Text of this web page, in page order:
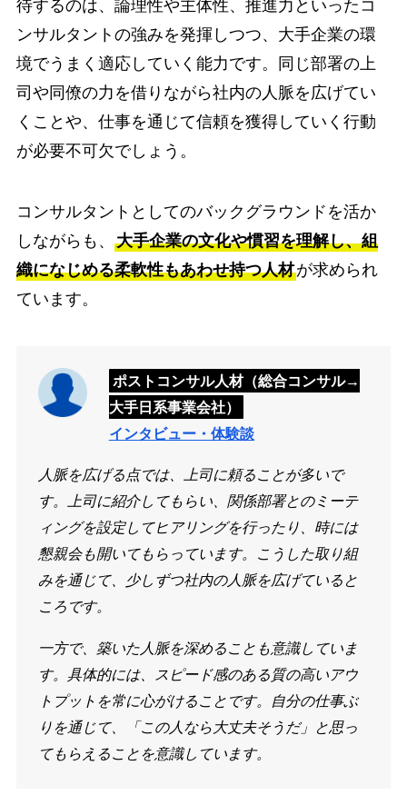
待するのは、論理性や主体性、推進力といったコ
ンサルタントの強みを発揮しつつ、大手企業の環
境でうまく適応していく能力です。同じ部署の上
司や同僚の力を借りながら社内の人脈を広げてい
くことや、仕事を通じて信頼を獲得していく行動
が必要不可欠でしょう。
コンサルタントとしてのバックグラウンドを活か
しながらも、 大手企業の文化や慣習を理解し、組
織になじめる柔軟性もあわせ持つ人材が求められ
ています。
ポストコンサル人材（総合コンサル→
大手日系事業会社）
インタビュー・体験談
人脈を広げる点では、上司に頼ることが多いで
す。上司に紹介してもらい、関係部署とのミーテ
ィングを設定してヒアリングを行ったり、時には
懇親会も開いてもらっています。こうした取り組
みを通じて、少しずつ社内の人脈を広げていると
ころです。
一方で、築いた人脈を深めることも意識していま
す。具体的には、スピード感のある質の高いアウ
トプットを常に心がけることです。自分の仕事ぶ
りを通じて、「この人なら大丈夫そうだ」と思っ
てもらえることを意識しています。